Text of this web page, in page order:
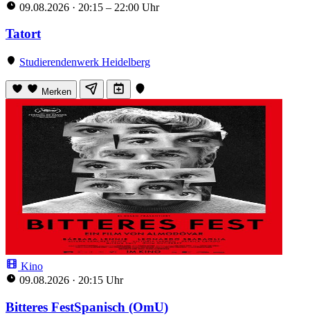
09.08.2026 · 20:15 – 22:00 Uhr
Tatort
Studierendenwerk Heidelberg
Merken
Kino
09.08.2026 · 20:15 Uhr
Bitteres FestSpanisch (OmU)